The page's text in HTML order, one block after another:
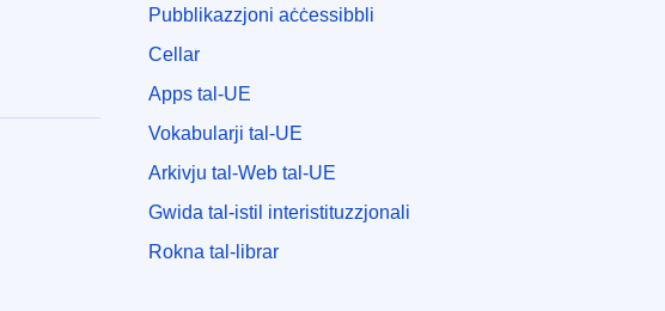
Pubblikazzjoni aċċessibbli
Cellar
Apps tal-UE
Vokabularji tal-UE
Arkivju tal-Web tal-UE
Gwida tal-istil interistituzzjonali
Rokna tal-librar